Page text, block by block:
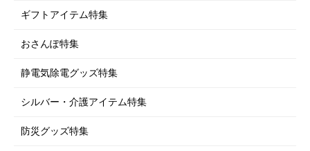
ギフトアイテム特集
おさんぽ特集
静電気除電グッズ特集
シルバー・介護アイテム特集
防災グッズ特集